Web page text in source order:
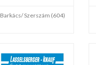
Barkács/ Szerszám (604)